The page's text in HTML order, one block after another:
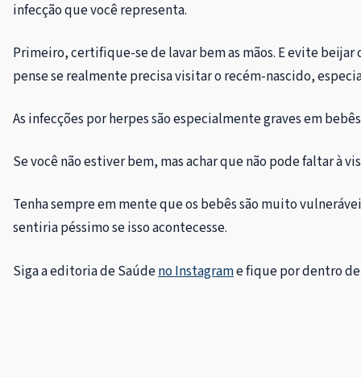
infecção que você representa.
Primeiro, certifique-se de lavar bem as mãos. E evite
pense se realmente precisa visitar o recém-nascido,
As infecções por herpes são especialmente graves em
Se você não estiver bem, mas achar que não pode faltar à
Tenha sempre em mente que os bebês são muito
sentiria péssimo se isso acontecesse.
Siga a editoria de Saúdeno Instagrame fique por dentro